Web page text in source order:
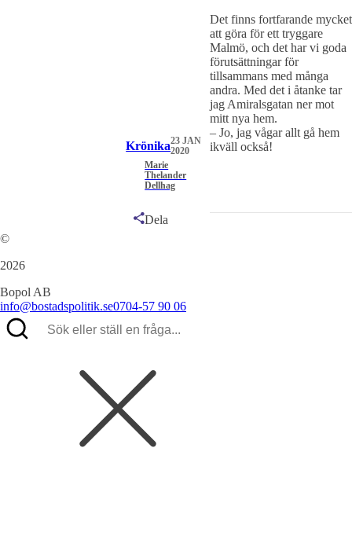
Krönika23 JAN
2020
Marie
Thelander
Dellhag
Dela
Det finns fortfarande mycket
att göra för ett tryggare
Malmö, och det har vi goda
förutsättningar för
tillsammans med många
andra. Med det i åtanke tar
jag Amiralsgatan ner mot
mitt nya hem.
– Jo, jag vågar allt gå hem
ikväll också!
©
2026
Bopol AB
info@bostadspolitik.se0704-57 90 06